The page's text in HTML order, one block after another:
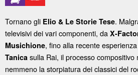
Tornano gli Elio & Le Storie Tese.
televisivi dei vari componenti, da X-
Musichione, fino alla recente
Tanica sulla Rai, il processo
nemmeno la storpiatura dei classici del